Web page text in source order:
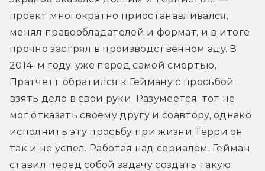
проект многократно приостанавливался,
менял правообладателей и формат, и в итоге
прочно застрял в производственном аду. В
2014-м году, уже перед самой смертью,
Пратчетт обратился к Гейману с просьбой
взять дело в свои руки. Разумеется, тот не
мог отказать своему другу и соавтору, однако
исполнить эту просьбу при жизни Терри он
так и не успел. Работая над сериалом, Гейман
ставил перед собой задачу создать такую